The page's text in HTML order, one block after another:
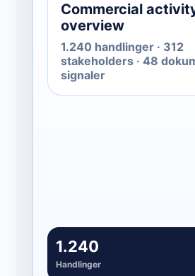
Commercial
overview
1.240 handlinger · 312
stakeholders · 48
signaler
1.240
Handlinger